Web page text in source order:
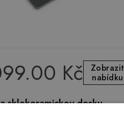
Kč
Zobrazit
nabídku
sklokeramickou desku